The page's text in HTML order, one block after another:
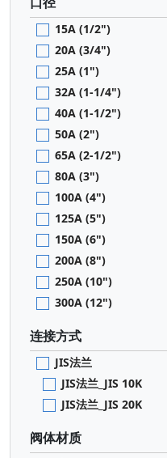
15A (1/2")
20A (3/4")
25A (1")
32A (1-1/4")
40A (1-1/2")
50A (2")
65A (2-1/2")
80A (3")
100A (4")
125A (5")
150A (6")
200A (8")
250A (10")
300A (12")
连接方式
JIS法兰
JIS法兰_JIS 10K
JIS法兰_JIS 20K
阀体材质